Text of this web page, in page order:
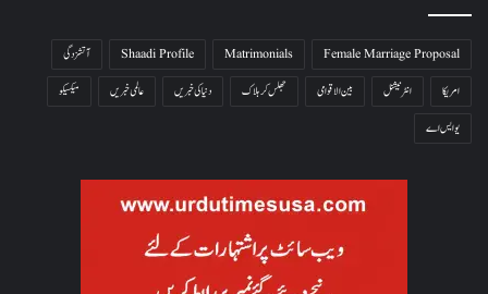
Female Marriage Proposal
Matrimonials
Shaadi Profile
آتشزدگی
امریکا
انٹرنیشنل بین الاقوامی جھلس کر ہلاک دنیا کی خبریں عالمی خبریں
میکسیکو
یو ایس اے